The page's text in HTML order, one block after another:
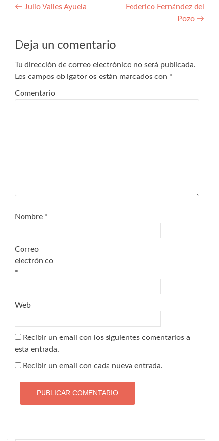
Navegación
entradas
← Julio Valles Ayuela
Federico Fernández del
Pozo →
Deja un comentario
Tu dirección de correo electrónico no será publicada.
Los campos obligatorios están marcados con *
Comentario
Nombre *
Correo
electrónico
*
Web
Recibir un email con los siguientes comentarios a
esta entrada.
Recibir un email con cada nueva entrada.